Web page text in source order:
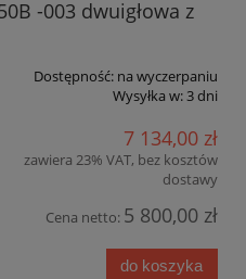
-003 dwuigłowa z
Dostępność: na wyczerpaniu
Wysyłka w: 3 dni
7 134,00 zł
zawiera 23% VAT, bez kosztów
dostawy
Cena netto: 5 800,00 zł
do koszyka